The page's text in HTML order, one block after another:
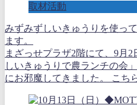
取材活動
みずみずしいきゅうりを使っ
ます。
まざっせプラザ2階にて、9月
しいきゅうりで農ランチの会
にお邪魔してきました。 こち